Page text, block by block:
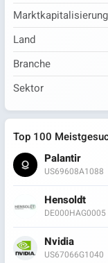
Marktkapitalisierung
Land
Branche
Sektor
Top 100
Palantir
US69608A1088
Hensoldt
DE000HAG0005
Nvidia
US67066G1040